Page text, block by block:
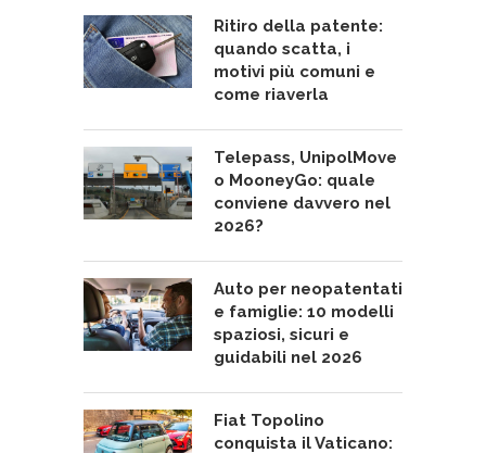
Ritiro della patente:
quando scatta, i
motivi più comuni e
come riaverla
Telepass, UnipolMove
o MooneyGo: quale
conviene davvero nel
2026?
Auto per neopatentati
e famiglie: 10 modelli
spaziosi, sicuri e
guidabili nel 2026
Fiat Topolino
conquista il Vaticano: